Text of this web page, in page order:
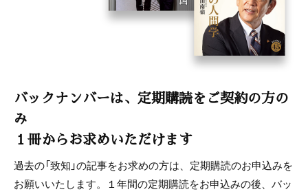
バックナンバーは、定期購読をご契約の方の
み
１冊からお求めいただけます
過去の「致知」の記事をお求めの方は、定期購読のお申込みを
お願いいたします。１年間の定期購読をお申込みの後、バッ